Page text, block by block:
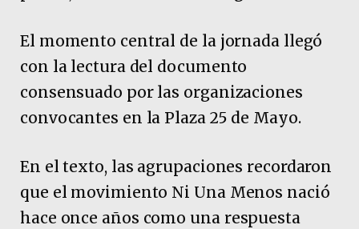
El momento central de la jornada llegó
con la lectura del documento
consensuado por las organizaciones
convocantes en la Plaza 25 de Mayo.
En el texto, las agrupaciones recordaron
que el movimiento Ni Una Menos nació
hace once años como una respuesta